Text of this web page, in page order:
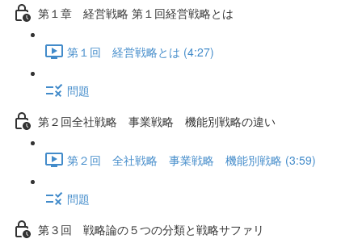
第１章 経営戦略 第１回経営戦略とは
第１回 経営戦略とは (4:27)
問題
第２回全社戦略 事業戦略 機能別戦略の違い
第２回 全社戦略 事業戦略 機能別戦略 (3:59)
問題
第３回 戦略論の５つの分類と戦略サファリ